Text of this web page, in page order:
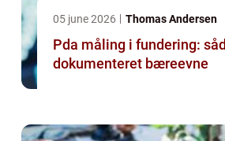
05 june 2026 Thomas Andersen
Pda måling i fundering:
dokumenteret bæreevne